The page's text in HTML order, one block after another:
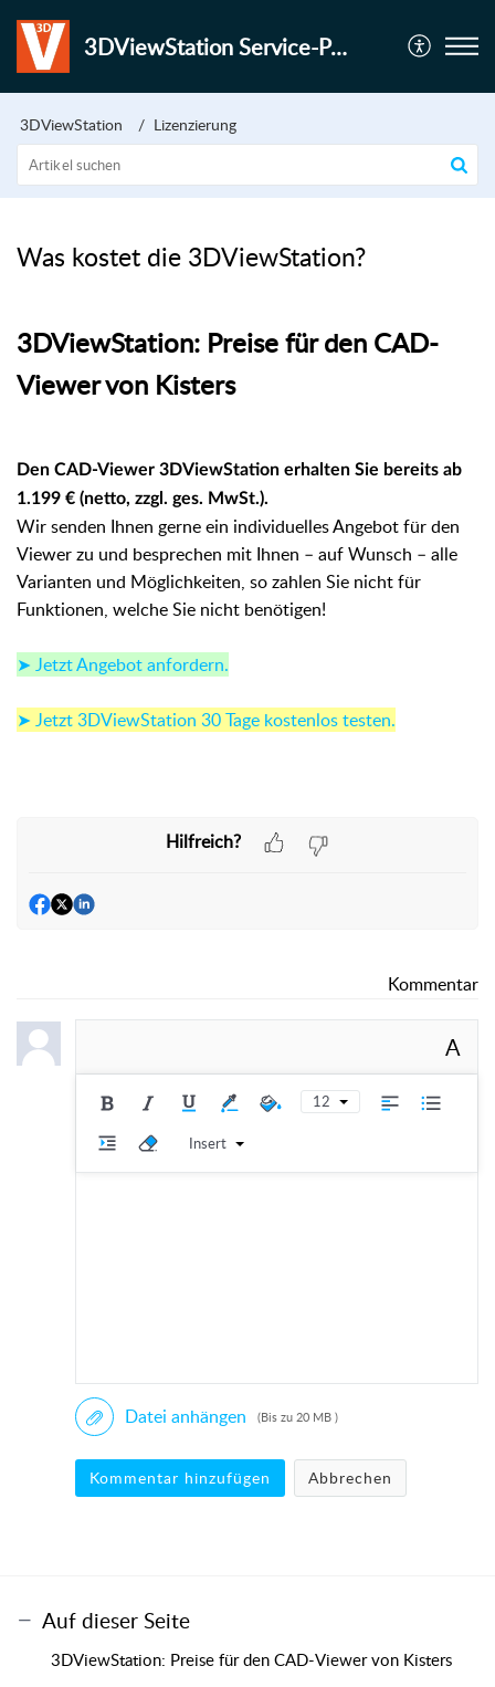
3DViewStation Service-Portal
3DViewStation Lizenzierung
Was kostet die 3DViewStation?
3DViewStation: Preis­e für den CAD-
Viewer von Kisters
Den CAD-Viewer 3DViewStation erhalten Sie bereits ab
1.199 € (netto, zzgl. ges. MwSt.).
Wir senden Ihnen gerne ein individuelles Angebot für den
Viewer zu und besprechen mit Ihnen – auf Wunsch – alle
Varianten und Möglichkeiten, so zahlen Sie nicht für
Funktionen, welche Sie nicht benötigen!
➤ Jetzt Angebot anfordern.
➤ Jetzt 3DViewStation 30 Tage kostenlos testen.
Hilfreich?
Kommentar
A
12
Insert
Datei anhängen (Bis zu 20 MB )
Kommentar hinzufügen Abbrechen
Auf dieser Seite
3DViewStation: Preis­e für den CAD-Viewer von Kisters